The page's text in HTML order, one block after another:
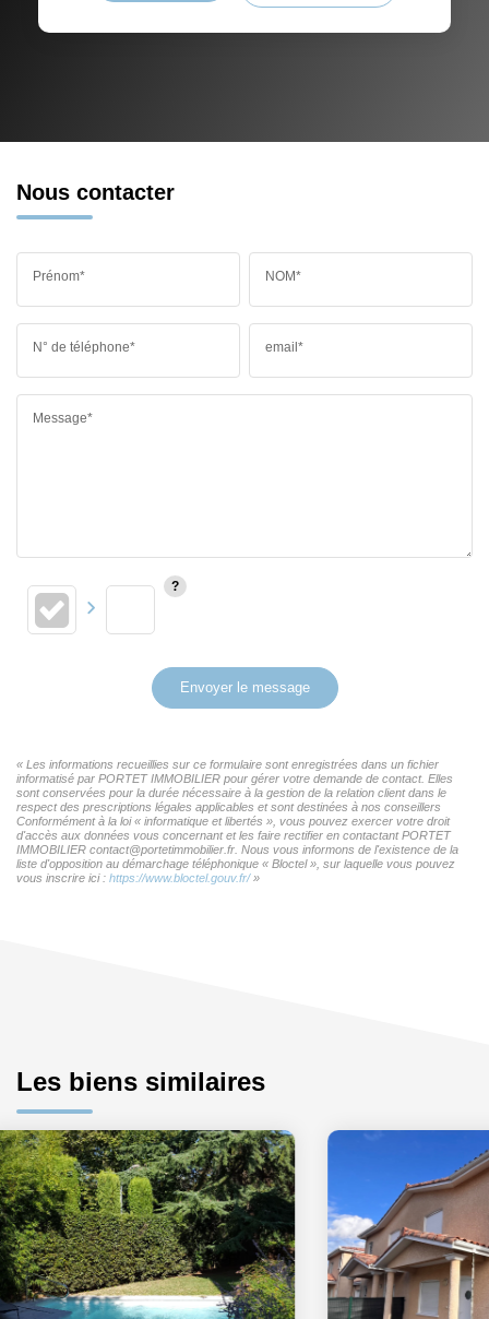
Nous contacter
Prénom* NOM*
N° de téléphone* email*
Message*
Envoyer le message
« Les informations recueillies sur ce formulaire sont enregistrées dans un fichier
informatisé par PORTET IMMOBILIER pour gérer votre demande de contact. Elles
sont conservées pour la durée nécessaire à la gestion de la relation client dans le
respect des prescriptions légales applicables et sont destinées à nos conseillers
Conformément à la loi « informatique et libertés », vous pouvez exercer votre droit
d'accès aux données vous concernant et les faire rectifier en contactant PORTET
IMMOBILIER contact@portetimmobilier.fr. Nous vous informons de l'existence de la
liste d'opposition au démarchage téléphonique « Bloctel », sur laquelle vous pouvez
vous inscrire ici : https://www.bloctel.gouv.fr/»
Les biens similaires